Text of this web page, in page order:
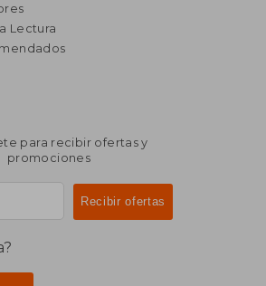
Lectura
para recibir ofertas y
promociones